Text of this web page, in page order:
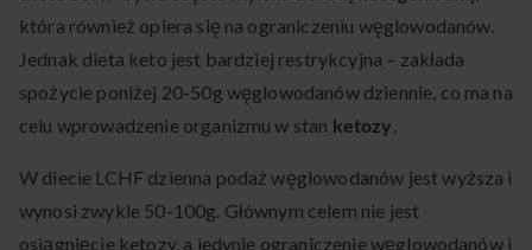
która również opiera się na ograniczeniu węglowodanów.
Jednak dieta keto jest bardziej restrykcyjna – zakłada
spożycie poniżej 20-50g węglowodanów dziennie, co ma na
celu wprowadzenie organizmu w stan ketozy.
W diecie LCHF dzienna podaż węglowodanów jest wyższa i
wynosi zwykle 50-100g. Głównym celem nie jest
osiągnięcie ketozy, a jedynie ograniczenie węglowodanów i